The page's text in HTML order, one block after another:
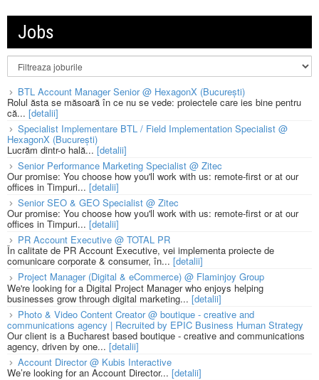
Jobs
BTL Account Manager Senior @ HexagonX (București)
Rolul ăsta se măsoară în ce nu se vede: proiectele care ies bine pentru
că... [detalii]
Specialist Implementare BTL / Field Implementation Specialist @
HexagonX (București)
Lucrăm dintr-o hală... [detalii]
Senior Performance Marketing Specialist @ Zitec
Our promise: You choose how you'll work with us: remote-first or at our
offices in Timpuri... [detalii]
Senior SEO & GEO Specialist @ Zitec
Our promise: You choose how you'll work with us: remote-first or at our
offices in Timpuri... [detalii]
PR Account Executive @ TOTAL PR
În calitate de PR Account Executive, vei implementa proiecte de
comunicare corporate & consumer, în... [detalii]
Project Manager (Digital & eCommerce) @ Flaminjoy Group
We're looking for a Digital Project Manager who enjoys helping
businesses grow through digital marketing... [detalii]
Photo & Video Content Creator @ boutique - creative and
communications agency | Recruited by EPIC Business Human Strategy
Our client is a Bucharest based boutique - creative and communications
agency, driven by one... [detalii]
Account Director @ Kubis Interactive
We’re looking for an Account Director... [detalii]